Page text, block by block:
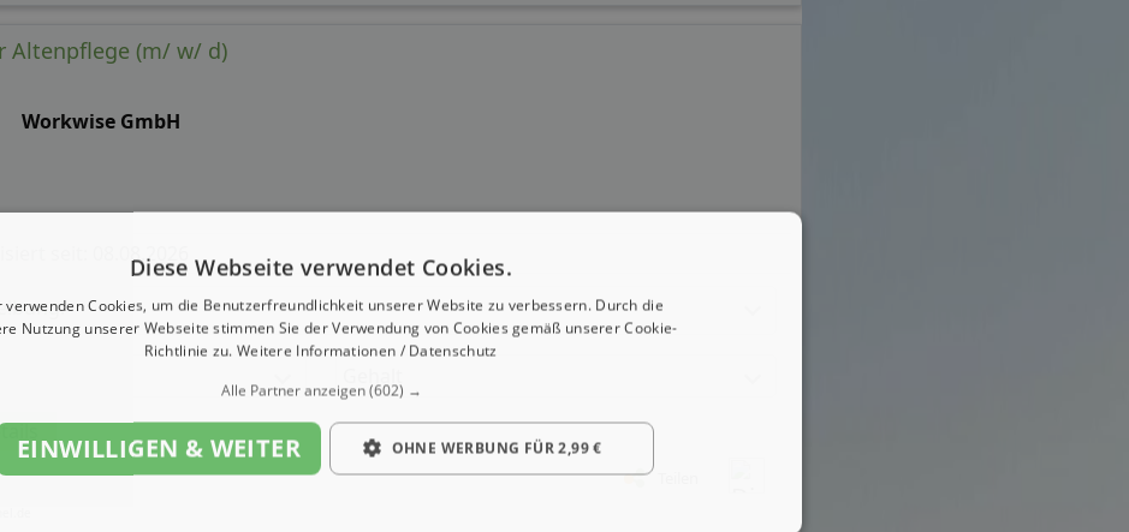
Altenpflege (m/ w/ d)
Workwise GmbH
seit: 08.08.2026Diese Webseite verwendet Cookies.
verwenden Cookies, um die Benutzerfreundlichkeit unserer Website zu verbessern. Durch die
Nutzung unserer Webseite stimmen Sie der Verwendung von Cookies gemäß unserer Cookie-
Richtlinie zu. Weitere Informationen / Datenschutz
Alle Partner anzeigen(602) →
EINWILLIGEN & WEITER OHNE WERBUNG FÜR 2,99 €